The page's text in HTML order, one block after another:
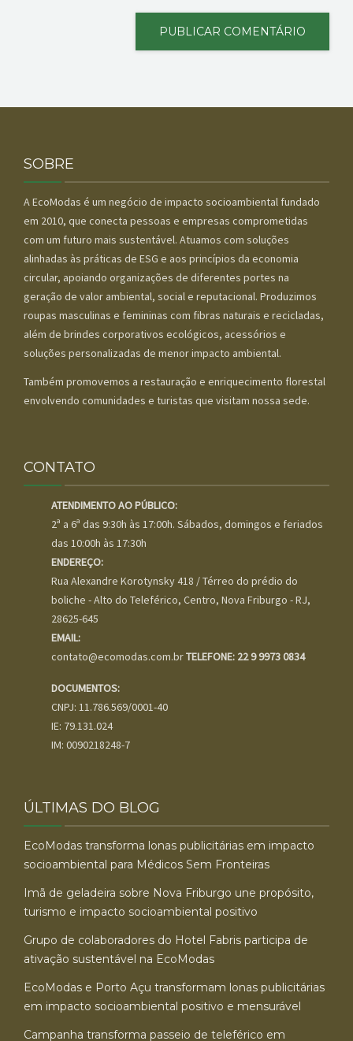
SOBRE
A EcoModas é um negócio de impacto socioambiental fundado
em 2010, que conecta pessoas e empresas comprometidas
com um futuro mais sustentável. Atuamos com soluções
alinhadas às práticas de ESG e aos princípios da economia
circular, apoiando organizações de diferentes portes na
geração de valor ambiental, social e reputacional. Produzimos
roupas masculinas e femininas com fibras naturais e recicladas,
além de brindes corporativos ecológicos, acessórios e
soluções personalizadas de menor impacto ambiental.
Também promovemos a restauração e enriquecimento florestal
envolvendo comunidades e turistas que visitam nossa sede.
CONTATO
ATENDIMENTO AO PÚBLICO:
2ª a 6ª das 9:30h às 17:00h. Sábados, domingos e feriados
das 10:00h às 17:30h
ENDEREÇO:
Rua Alexandre Korotynsky 418 / Térreo do prédio do
boliche - Alto do Teleférico, Centro, Nova Friburgo - RJ,
28625-645
EMAIL:
contato@ecomodas.com.brTELEFONE: 22 9 9973 0834
DOCUMENTOS:
CNPJ: 11.786.569/0001-40
IE: 79.131.024
IM: 0090218248-7
ÚLTIMAS DO BLOG
EcoModas transforma lonas publicitárias em impacto
socioambiental para Médicos Sem Fronteiras
Imã de geladeira sobre Nova Friburgo une propósito,
turismo e impacto socioambiental positivo
Grupo de colaboradores do Hotel Fabris participa de
ativação sustentável na EcoModas
EcoModas e Porto Açu transformam lonas publicitárias
em impacto socioambiental positivo e mensurável
Campanha transforma passeio de teleférico em